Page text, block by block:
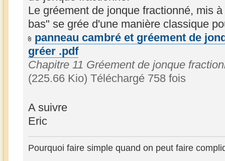
Le gréement de jonque fractionné, mis
bas" se grée d'une manière classique
panneau cambré et gréement de
gréer .pdf
Chapitre 11 Gréement de jonque
(225.66 Kio) Téléchargé 758 fois
A suivre
Eric
Pourquoi faire simple quand on peut faire